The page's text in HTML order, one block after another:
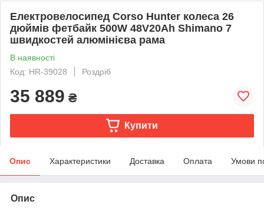
Електровелосипед Corso Hunter колеса 26
дюймів фетбайк 500W 48V20Ah Shimano 7
швидкостей алюмінієва рама
В наявності
Код: HR-39028
Роздріб
35 889 ₴
Купити
Опис Характеристики Доставка Оплата Умови
Опис